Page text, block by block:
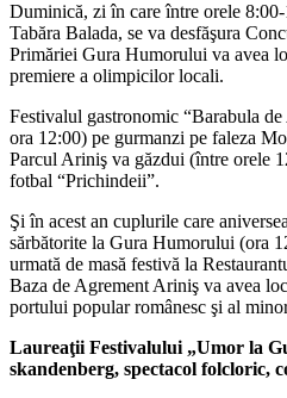
Duminică, zi în care între orele
Tabăra Balada, se va desfăşura
Primăriei Gura Humorului va avea
premiere a olimpicilor locali.
Festivalul gastronomic “Barabula
ora 12:00) pe gurmanzi pe faleza
Parcul Ariniş va găzdui (între orele
fotbal “Prichindeii”.
Şi în acest an cuplurile care
sărbătorite la Gura Humorului (ora
urmată de masă festivă la
Baza de Agrement Ariniş va avea
portului popular românesc şi al
Laureaţii Festivalului „Umor la
skandenberg, spectacol folcloric,